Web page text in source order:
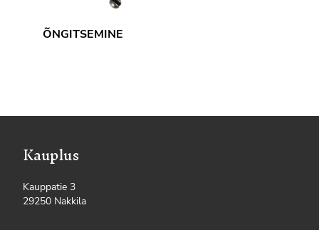
ÕNGITSEMINE
Kauplus
Kauppatie 3
29250 Nakkila